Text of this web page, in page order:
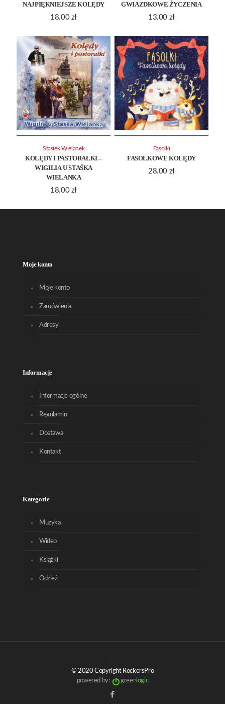
NAJPIĘKNIEJSZE KOLĘDY
18.00 zł
GWIAZDKOWE ŻYCZENIA
13.00 zł
KOLĘDY I PASTORAŁKI –
WIGILIA U STAŚKA
WIELANKA
18.00 zł
Stasiek Wielanek
FASOLKOWE KOLĘDY
28.00 zł
Fasolki
Moje konto
Moje konto
Zamówienia
Adresy
Informacje
Informacje ogólne
Regulamin
Dostawa
Kontakt
Kategorie
Muzyka
Wideo
Książki
Odzież
© 2020 Copyright RockersPro
powered by:
greenlogic